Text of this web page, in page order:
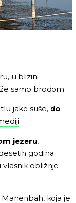
u blizini
samo brodom.
jake suše, do
.
jezeru,
godina
vlasnik obližnje
koja je